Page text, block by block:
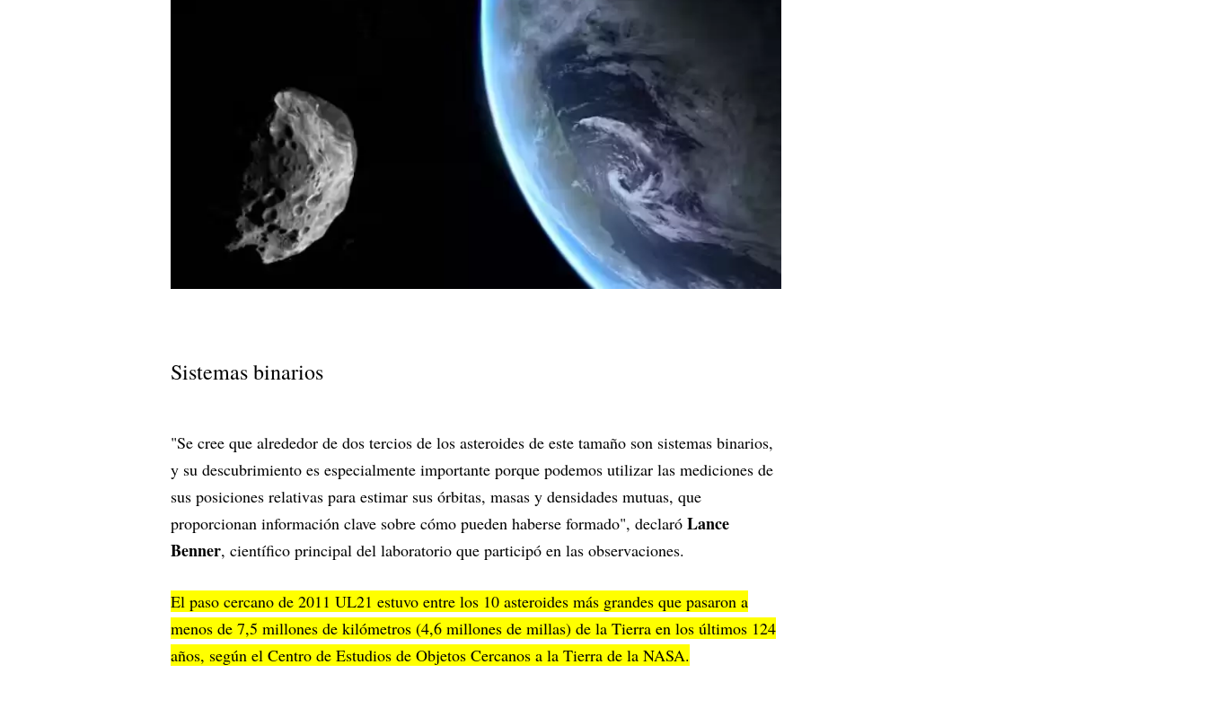
Sistemas binarios
"Se cree que alrededor de dos tercios de los asteroides de este tamaño son sistemas binarios,
y su descubrimiento es especialmente importante porque podemos utilizar las mediciones de
sus posiciones relativas para estimar sus órbitas, masas y densidades mutuas, que
proporcionan información clave sobre cómo pueden haberse formado", declaró Lance
Benner, científico principal del laboratorio que participó en las observaciones.
El paso cercano de 2011 UL21 estuvo entre los 10 asteroides más grandes que pasaron a
menos de 7,5 millones de kilómetros (4,6 millones de millas) de la Tierra en los últimos 124
años, según el Centro de Estudios de Objetos Cercanos a la Tierra de la NASA.